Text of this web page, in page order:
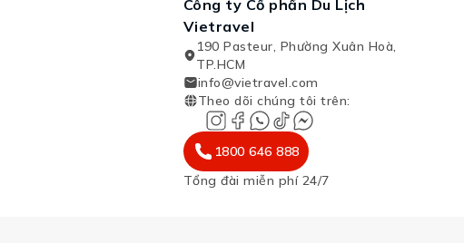
Công ty Cổ phần Du Lịch
Vietravel
190 Pasteur, Phường Xuân Hoà,
TP.HCM
info@vietravel.com
Theo dõi chúng tôi trên:
1800 646 888
Tổng đài miễn phí 24/7